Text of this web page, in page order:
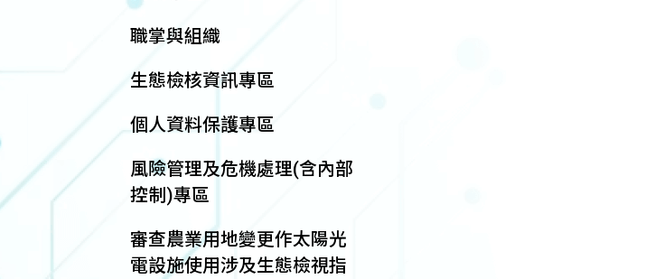
職掌與組織
生態檢核資訊專區
個人資料保護專區
風險管理及危機處理(含內部
控制)專區
審查農業用地變更作太陽光
電設施使用涉及生態檢視指